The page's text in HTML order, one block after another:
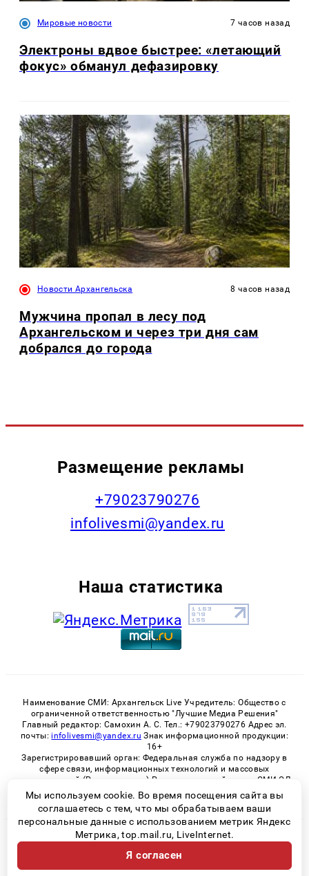
Мировые новости 7 часов назад
Электроны вдвое быстрее: «летающий
фокус» обманул дефазировку
Новости Архангельска 8 часов назад
Мужчина пропал в лесу под
Архангельском и через три дня сам
добрался до города
Размещение рекламы
+79023790276
infolivesmi@yandex.ru
Наша статистика
Наименование СМИ: Архангельск Live Учредитель: Общество с
ограниченной ответственностью "Лучшие Медиа Решения"
Главный редактор: Самохин А. С. Тел.: +79023790276 Адрес эл.
почты: infolivesmi@yandex.ru Знак информационной продукции:
16+
Зарегистрировавший орган: Федеральная служба по надзору в
сфере связи, информационных технологий и массовых
коммуникаций (Роскомнадзор) Регистрационный номер СМИ ЭЛ
№ ФС 77 - 82533 от 21.01.2022
© 2026 «Архангельск Live» | Все права защищены
Возрастная категория сайта 16+
Политика конфиденциальности
Мы используем cookie. Во время посещения сайта вы
соглашаетесь с тем, что мы обрабатываем ваши
персональные данные с использованием метрик Яндекс
Метрика, top.mail.ru, LiveInternet.
Я согласен